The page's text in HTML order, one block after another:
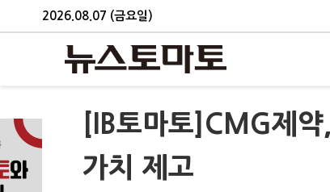
2026.08.07 (금요일)
[IB토마토]CMG제
가치 제고